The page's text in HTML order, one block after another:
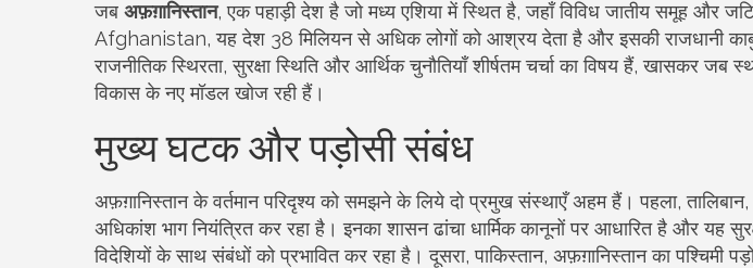
जब अफ़ग़ानिस्तान,एक पहाड़ी देश है जो मध्य एशिया में स्थित है, जहाँ विविध जातीय समूह और
Afghanistan, यह देश 38 मिलियन से अधिक लोगों को आश्रय देता है और इसकी राजधानी
राजनीतिक स्थिरता, सुरक्षा स्थिति और आर्थिक चुनौतियाँ शीर्षतम चर्चा का विषय हैं, खासकर जब
विकास के नए मॉडल खोज रही हैं।
मुख्य घटक और पड़ोसी संबंध
अफ़ग़ानिस्तान के वर्तमान परिदृश्य को समझने के लिये दो प्रमुख संस्थाएँ अहम हैं। पहला,तालिबान,
अधिकांश भाग नियंत्रित कर रहा है । इनका शासन ढांचा धार्मिक कानूनों पर आधारित है और यह
विदेशियों के साथ संबंधों को प्रभावित कर रहा है। दूसरा,पाकिस्तान, अफ़ग़ानिस्तान का पश्चिमी